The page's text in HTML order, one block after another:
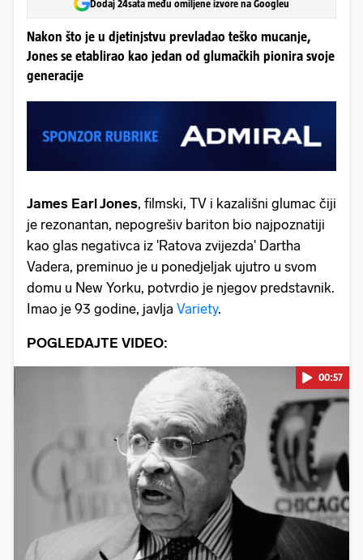
Dodaj 24sata među omiljene izvore na Googleu
Nakon što je u djetinjstvu prevladao teško mucanje,
Jones se etablirao kao jedan od glumačkih pionira svoje
generacije
James Earl Jones, filmski, TV i kazališni glumac čiji
je rezonantan, nepogrešiv bariton bio najpoznatiji
kao glas negativca iz 'Ratova zvijezda' Dartha
Vadera, preminuo je u ponedjeljak ujutro u svom
domu u New Yorku, potvrdio je njegov predstavnik.
Imao je 93 godine, javlja Variety.
POGLEDAJTE VIDEO:
Pokretanje videa...
00:57